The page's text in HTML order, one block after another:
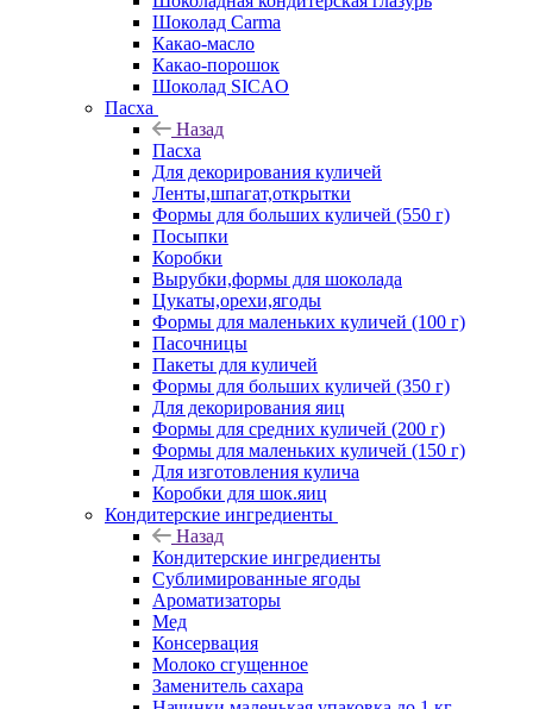
Шоколад Carma
Какао-масло
Какао-порошок
Шоколад SICAO
Пасха
Назад
Пасха
Для декорирования куличей
Ленты,шпагат,открытки
Формы для больших куличей (550 г)
Посыпки
Коробки
Вырубки,формы для шоколада
Цукаты,орехи,ягоды
Формы для маленьких куличей (100 г)
Пасочницы
Пакеты для куличей
Формы для больших куличей (350 г)
Для декорирования яиц
Формы для средних куличей (200 г)
Формы для маленьких куличей (150 г)
Для изготовления кулича
Коробки для шок.яиц
Кондитерские ингредиенты
Назад
Кондитерские ингредиенты
Сублимированные ягоды
Ароматизаторы
Мед
Консервация
Молоко сгущенное
Заменитель сахара